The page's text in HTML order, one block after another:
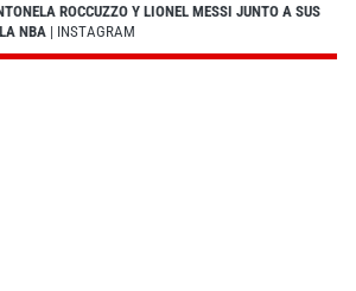
ROCCUZZO Y LIONEL MESSI JUNTO A SUS
NBA | INSTAGRAM